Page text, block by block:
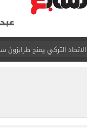
برشلونة يطرح تذاكر مواجهة
قفزة أعادت الزمن الجميل..